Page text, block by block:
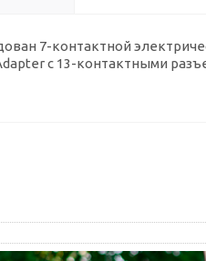
7-контактной
с 13-контактными